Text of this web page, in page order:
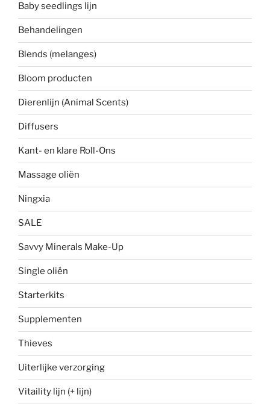
Baby seedlings lijn
Behandelingen
Blends (melanges)
Bloom producten
Dierenlijn (Animal Scents)
Diffusers
Kant- en klare Roll-Ons
Massage oliën
Ningxia
SALE
Savvy Minerals Make-Up
Single oliën
Starterkits
Supplementen
Thieves
Uiterlijke verzorging
Vitaility lijn (+ lijn)